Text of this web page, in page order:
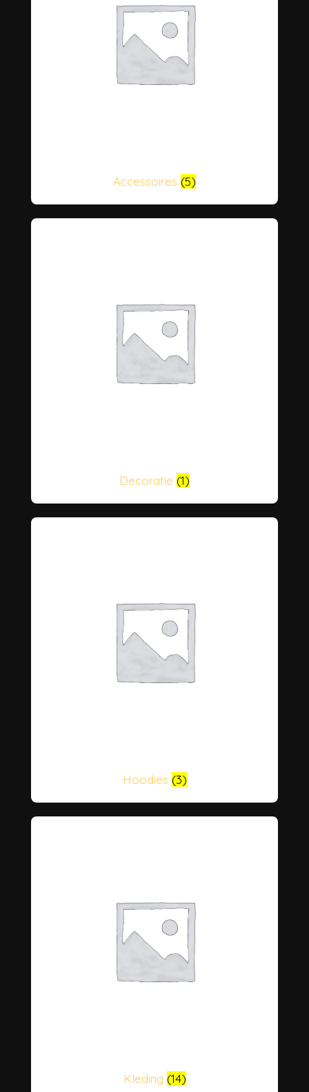
Accessoires (5)
Decoratie (1)
Hoodies (3)
Kleding (14)